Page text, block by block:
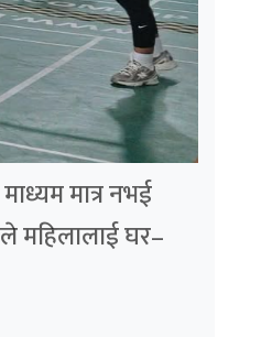
मात्र नभई
महिलालाई घर–